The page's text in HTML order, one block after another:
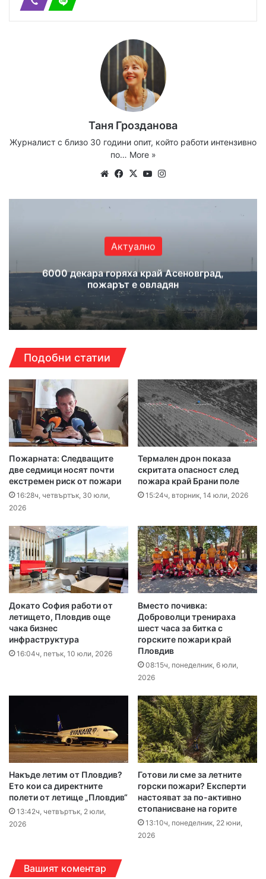
Таня Грозданова
Журналист с близо 30 години опит, който работи интензивно
по… More »
WebsiteFacebook
X YouTube
Актуално
6000 декара горяха край Асеновград,
пожарът е овладян
Подобни статии
Пожарната: Следващите
две седмици носят почти
екстремен риск от пожари
16:28ч, четвъртък, 30 юли,
2026
Термален дрон показа
скритата опасност след
пожара край Брани поле
15:24ч, вторник, 14 юли, 2026
Докато София работи от
летището, Пловдив още
чака бизнес
инфраструктура
16:04ч, петък, 10 юли, 2026
Вместо почивка:
Доброволци тренираха
шест часа за битка с
горските пожари край
Пловдив
08:15ч, понеделник, 6 юли,
2026
Накъде летим от Пловдив?
Ето кои са директните
полети от летище „Пловдив“
13:42ч, четвъртък, 2 юли,
2026
Готови ли сме за летните
горски пожари? Експерти
настояват за по-активно
стопанисване на горите
13:10ч, понеделник, 22 юни,
2026
Вашият коментар